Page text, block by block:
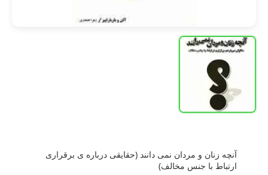
آنچه زنان و مردان نمی دانند (حقایقی درباره ی برقراری
ارتباط با جنس مخالف)